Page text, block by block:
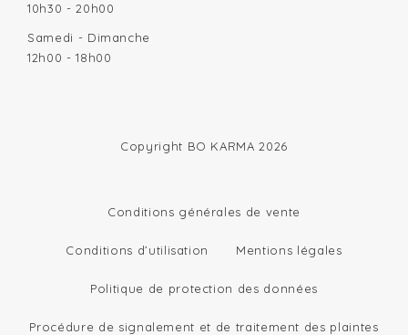
10h30 - 20h00
Samedi - Dimanche
12h00 - 18h00
Copyright BO KARMA 2026
Conditions générales de vente
Conditions d’utilisation Mentions légales
Politique de protection des données
Procédure de signalement et de traitement des plaintes